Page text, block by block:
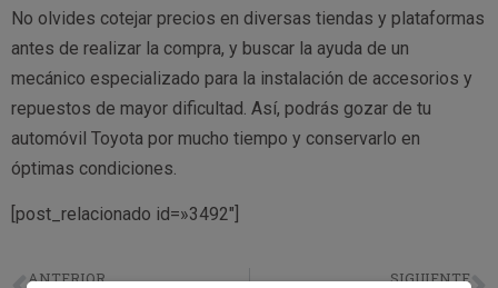
No olvides cotejar precios en diversas tiendas y plataformas
antes de realizar la compra, y buscar la ayuda de un
mecánico especializado para la instalación de accesorios y
repuestos de mayor dificultad. Así, podrás gozar de tu
automóvil Toyota por mucho tiempo y conservarlo en
óptimas condiciones.
[post_relacionado id=»3492″]
ANTERIOR SIGUIENTE